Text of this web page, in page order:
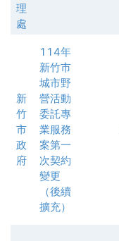
理
處
新
竹
市
政
府
114年
新竹市
城市野
營活動
委託專
業服務
案第一
次契約
變更
（後續
擴充）